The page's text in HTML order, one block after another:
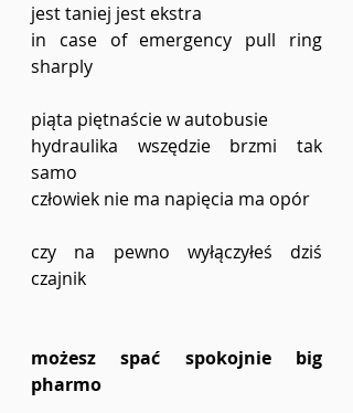
jest taniej jest ekstra
in case of emergency pull ring
sharply
piąta piętnaście w autobusie
hydraulika wszędzie brzmi tak
samo
człowiek nie ma napięcia ma opór
czy na pewno wyłączyłeś dziś
czajnik
możesz spać spokojnie big
pharmo